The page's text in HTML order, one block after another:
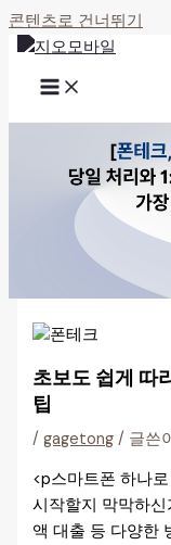
콘텐츠로 건너뛰기
초보도 쉽게 따
팁
/gagetong / 글쓴
<p스마트폰 하나
시작할지 막막하
액 대출 등 다양한